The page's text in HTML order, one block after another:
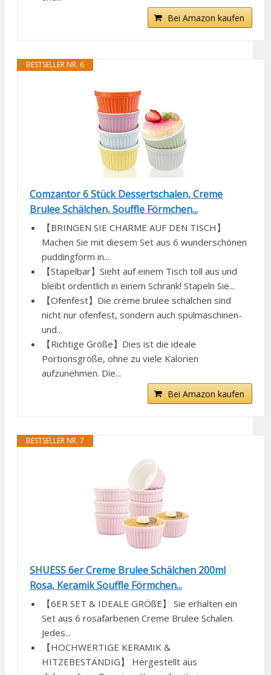
Bei Amazon kaufen
BESTSELLER NR. 6
Comzantor 6 Stück Dessertschalen, Creme
Brulee Schälchen, Souffle Förmchen...
【BRINGEN SIE CHARME AUF DEN TISCH】
Machen Sie mit diesem Set aus 6 wunderschönen
puddingform in...
【Stapelbar】Sieht auf einem Tisch toll aus und
bleibt ordentlich in einem Schrank! Stapeln Sie...
【Ofenfest】Die creme brulee schälchen sind
nicht nur ofenfest, sondern auch spülmaschinen-
und...
【Richtige Größe】Dies ist die ideale
Portionsgröße, ohne zu viele Kalorien
aufzunehmen. Die...
Bei Amazon kaufen
BESTSELLER NR. 7
SHUESS 6er Creme Brulee Schälchen 200ml
Rosa, Keramik Souffle Förmchen...
【6ER SET & IDEALE GRÖßE】 Sie erhalten ein
Set aus 6 rosafarbenen Creme Brulee Schalen.
Jedes...
【HOCHWERTIGE KERAMIK &
HITZEBESTÄNDIG】 Hergestellt aus